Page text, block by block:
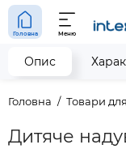
Головна Меню
Головна Товари
Дитяче
Опис